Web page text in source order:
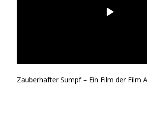
Zauberhafter Sumpf – Ein Film der Film